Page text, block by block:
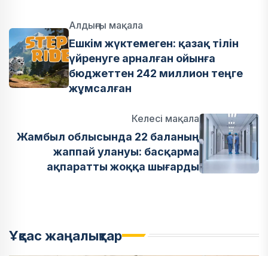
Алдыңғы мақала
Ешкім жүктемеген: қазақ тілін
үйренуге арналған ойынға
бюджеттен 242 миллион теңге
жұмсалған
Келесі мақала
Жамбыл облысында 22 баланың
жаппай улануы: басқарма
ақпаратты жоққа шығарды
Ұқсас жаңалықтар